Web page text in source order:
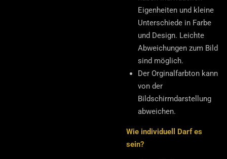
Eigenheiten und kleine
Unterschiede in Farbe
und Design. Leichte
Abweichungen zum Bild
sind möglich.
Der Orginalfarbton kann
von der
Bildschirmdarstellung
abweichen.
Wie individuell Darf es
sein?